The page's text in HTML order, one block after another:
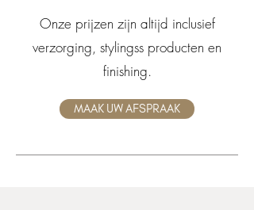
Our Services
Onze prijzen zijn altijd inclusief
verzorging, stylingss producten en
finishing.
MAAK UW AFSPRAAK